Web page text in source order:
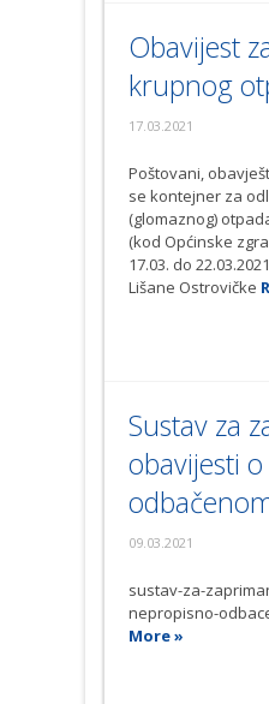
Obavijest
krupnog
17.03.2021
Poštovani,
se kontejner za
(glomaznog)
(kod Općinske
17.03. do
Lišane Ostrovičke
Sustav za
obavijesti
09.03.2021
sustav-za-
nepropisno-
More »